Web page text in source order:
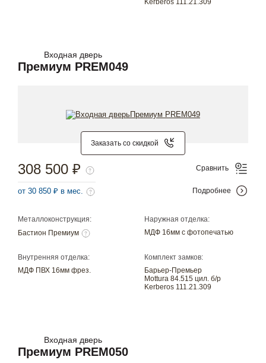
Kerberos 111.21.309
Входная дверь
Премиум PREM049
Заказать со скидкой
Металлоконструкция:
Бастион Премиум
Наружная отделка:
МДФ 16мм с фотопечатью
Внутренняя отделка:
МДФ ПВХ 16мм фрез.
Комплект замков:
Барьер-Премьер
Mottura 84.515 цил. б/р
Kerberos 111.21.309
308 500 ₽
от 30 850 ₽ в мес.
Сравнить
Подробнее
Входная дверь
Премиум PREM050